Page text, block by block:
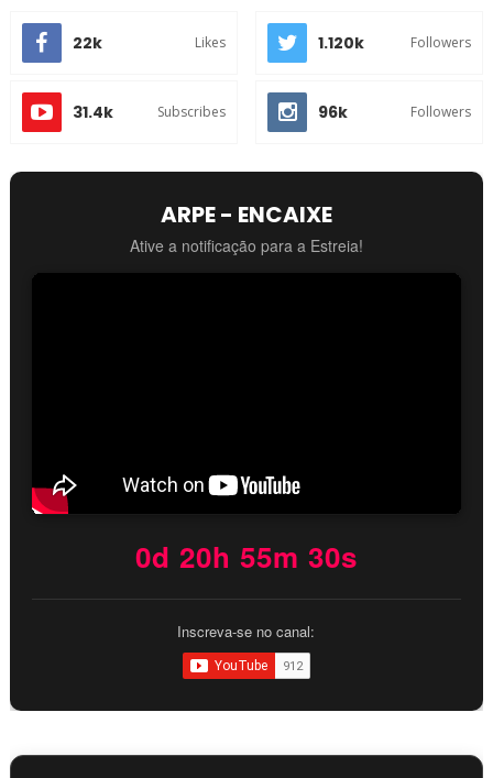
22k Likes 1.120k Followers
31.4k Subscribes 96k Followers
ARPE - ENCAIXE
Ative a notificação para a Estreia!
0d 20h 55m 28s
Inscreva-se no canal: